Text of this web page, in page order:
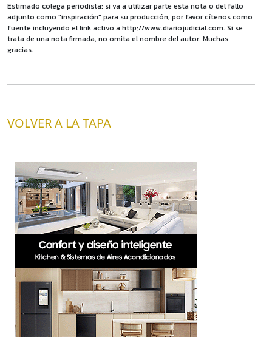
Estimado colega periodista: si va a utilizar parte esta nota o del fallo
adjunto como "inspiración" para su producción, por favor cítenos como
fuente incluyendo el link activo a http://www.diariojudicial.com. Si se
trata de una nota firmada, no omita el nombre del autor. Muchas
gracias.
VOLVER A LA TAPA